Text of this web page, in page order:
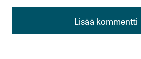
Lisää kommentti
Lisää kommentti